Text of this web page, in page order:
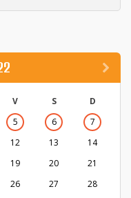
V S
D
5 6
7
12 13
14
19 20
21
26 27
28